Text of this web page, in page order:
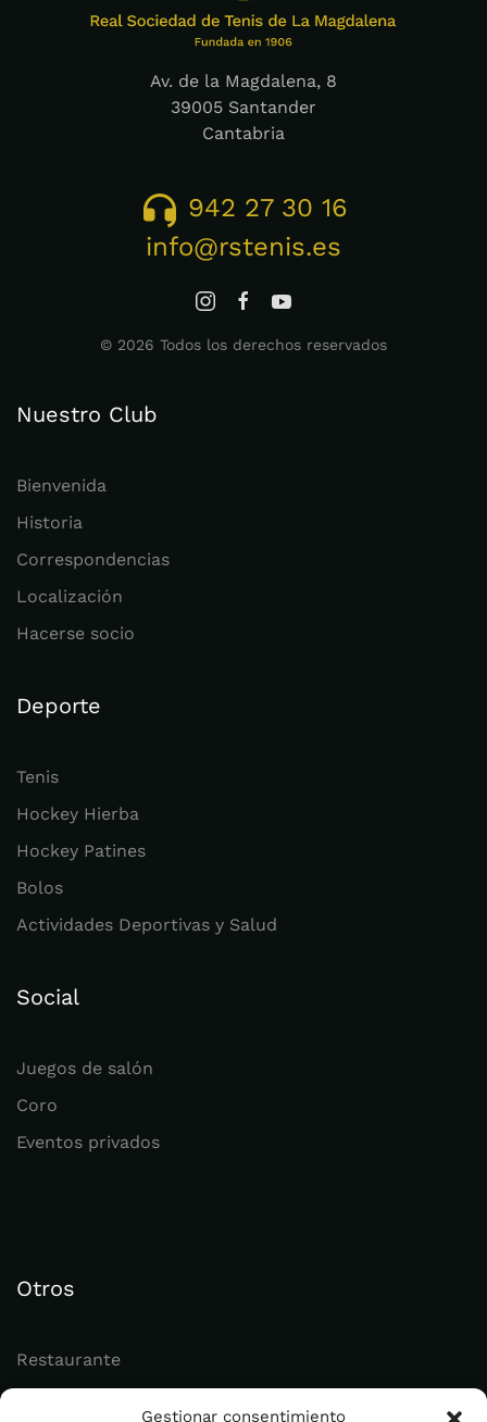
Gestionar consentimiento
Av. de la Magdalena, 8
39005 Santander
Cantabria
942 27 30 16
info@rstenis.es
© 2026 Todos los derechos reservados
Nuestro Club
Bienvenida
Historia
Correspondencias
Localización
Hacerse socio
Deporte
Tenis
Hockey Hierba
Hockey Patines
Bolos
Actividades Deportivas y Salud
Social
Juegos de salón
Coro
Eventos privados
Otros
Restaurante